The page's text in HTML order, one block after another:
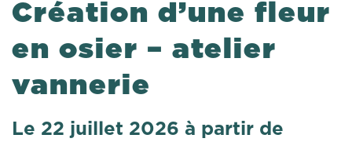
Création d’une fleur
en osier – atelier
vannerie
Le 22 juillet 2026 à partir de